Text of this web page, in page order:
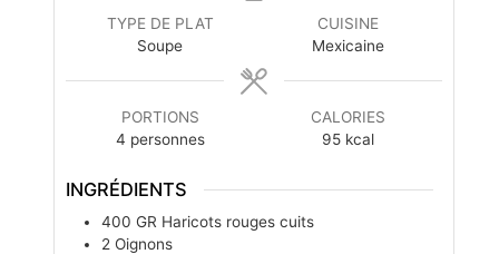
TYPE DE PLAT
Soupe
CUISINE
Mexicaine
PORTIONS
4 personnes
CALORIES
95 kcal
INGRÉDIENTS
400 GR Haricots rouges cuits
2 Oignons